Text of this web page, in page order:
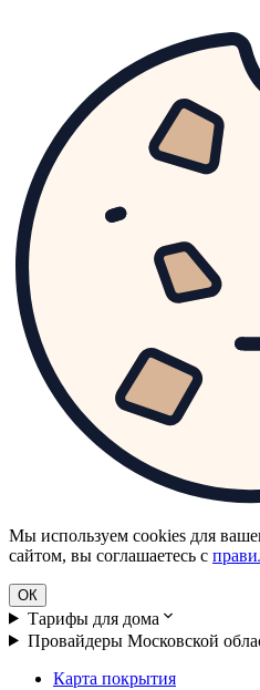
Мы используем cookies для
сайтом, вы соглашаетесь с
ОК
Тарифы для дома
Провайдеры Московской
Карта покрытия